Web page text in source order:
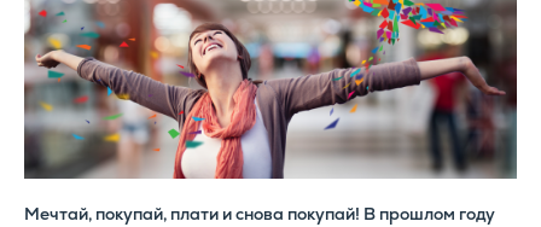
Мечтай, покупай, плати и снова покупай! В прошлом году